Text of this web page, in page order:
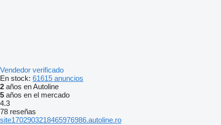
Vendedor verificado
En stock: 61615 anuncios
2 años en Autoline
5 años en el mercado
4.3
78 reseñas
site1702903218465976986.autoline.ro